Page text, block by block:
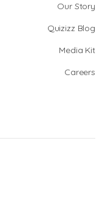
Our Story
Quizizz Blog
Media Kit
Careers